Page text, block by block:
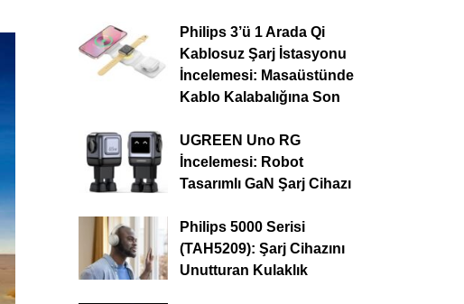
Philips 3’ü 1 Arada Qi
Kablosuz Şarj İstasyonu
İncelemesi: Masaüstünde
Kablo Kalabalığına Son
UGREEN Uno RG
İncelemesi: Robot
Tasarımlı GaN Şarj Cihazı
Philips 5000 Serisi
(TAH5209): Şarj Cihazını
Unutturan Kulaklık